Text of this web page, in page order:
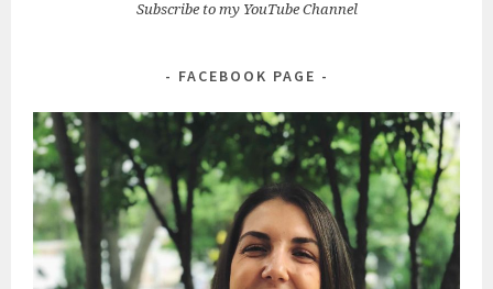
Subscribe to my YouTube Channel
FACEBOOK PAGE